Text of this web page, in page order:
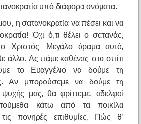
υπό διάφορα ονόματα.
η σατανοκρατία να πέσει και να
Όχι ό,τι θέλει ο σατανάς,
ο Χριστός. Μεγάλο όραμα αυτό,
άλλο. Ας πάμε καθένας στο σπίτι
το Ευαγγέλιο να δούμε τη
Αν μπορούσαμε να δούμε τη
μας, θα φρίτταμε, αδελφοί
κάτω από τα ποικίλα
τις πονηρές επιθυμίες. Πώς θ’